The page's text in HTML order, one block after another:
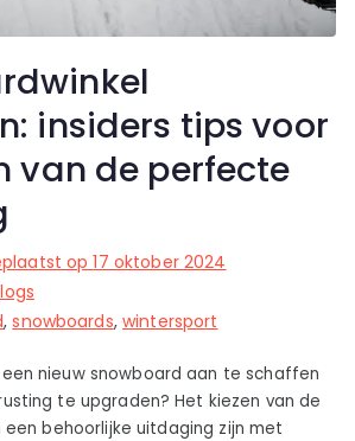
insiders tips voor
van de perfecte
op17 oktober 2024
,snowboards,wintersport
nieuw snowboard aan te schaffen
te upgraden? Het kiezen van de
behoorlijke uitdaging zijn met